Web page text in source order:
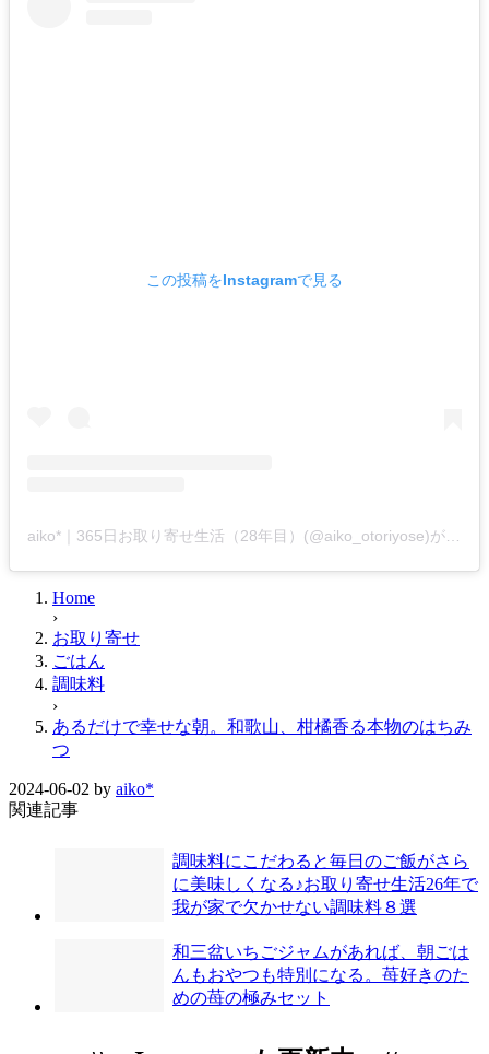
この投稿をInstagramで見る
aiko*｜365日お取り寄せ生活（28年目）(@aiko_otoriyose)がシェアした投稿
Home
›
お取り寄せ
ごはん
調味料
›
あるだけで幸せな朝。和歌山、柑橘香る本物のはちみ
つ
2024-06-02 by aiko*
関連記事
調味料にこだわると毎日のご飯がさら
に美味しくなる♪お取り寄せ生活26年で
我が家で欠かせない調味料８選
和三盆いちごジャムがあれば、朝ごは
んもおやつも特別になる。苺好きのた
めの苺の極みセット